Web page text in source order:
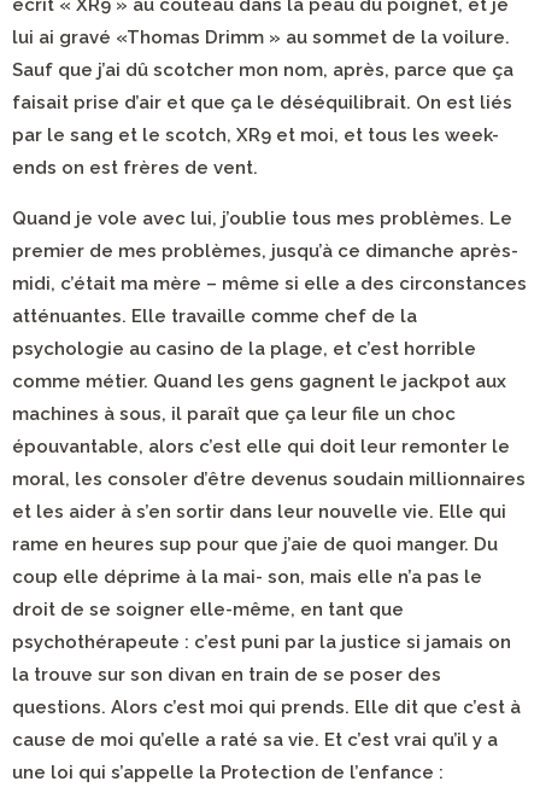
écrit « XR9 » au couteau dans la peau du poignet, et je
lui ai gravé «Thomas Drimm » au sommet de la voilure.
Sauf que j’ai dû scotcher mon nom, après, parce que ça
faisait prise d’air et que ça le déséquilibrait. On est liés
par le sang et le scotch, XR9 et moi, et tous les week-
ends on est frères de vent.
Quand je vole avec lui, j’oublie tous mes problèmes. Le
premier de mes problèmes, jusqu’à ce dimanche après-
midi, c’était ma mère – même si elle a des circonstances
atténuantes. Elle travaille comme chef de la
psychologie au casino de la plage, et c’est horrible
comme métier. Quand les gens gagnent le jackpot aux
machines à sous, il paraît que ça leur file un choc
épouvantable, alors c’est elle qui doit leur remonter le
moral, les consoler d’être devenus soudain millionnaires
et les aider à s’en sortir dans leur nouvelle vie. Elle qui
rame en heures sup pour que j’aie de quoi manger. Du
coup elle déprime à la mai- son, mais elle n’a pas le
droit de se soigner elle-même, en tant que
psychothérapeute : c’est puni par la justice si jamais on
la trouve sur son divan en train de se poser des
questions. Alors c’est moi qui prends. Elle dit que c’est à
cause de moi qu’elle a raté sa vie. Et c’est vrai qu’il y a
une loi qui s’appelle la Protection de l’enfance :